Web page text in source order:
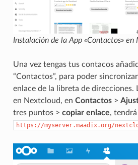
Instalación de la App «Contactos» en
Una vez tengas tus contacos
“Contactos”, para poder
enlace de la libreta de direcciones.
en Nextcloud, en Contactos>
tres puntos > copiar enlace,
https://myserver.maadix.org/